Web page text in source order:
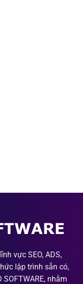
vực SEO, ADS,
lập trình sẵn có,
nhằm